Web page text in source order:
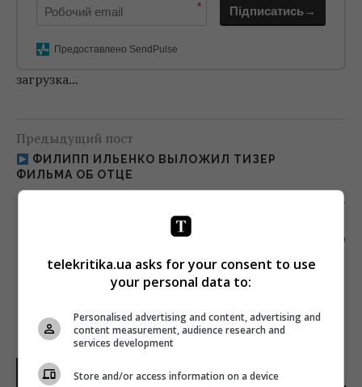
* Підписатись→
Предоставлено SendPulse
загрузка...
Предыдущий пост
ФИЛИПП ИЛЬЕНКО ВЫЛОЖИЛ ТИЗЕР
ФИЛЬМА ОБ ОТЦЕ
Следующий пост
? СТАЛИ ИЗВЕСТНЫ ПОДРОБНОСТИ ГИБЕЛИ
СЕРГЕЯ ДОРЕНКО
НОВОСТИ УКРАИНЫ
telekritika.ua asks for your consent to use
your personal data to:
Personalised advertising and content, advertising and
content measurement, audience research and
services development
Store and/or access information on a device